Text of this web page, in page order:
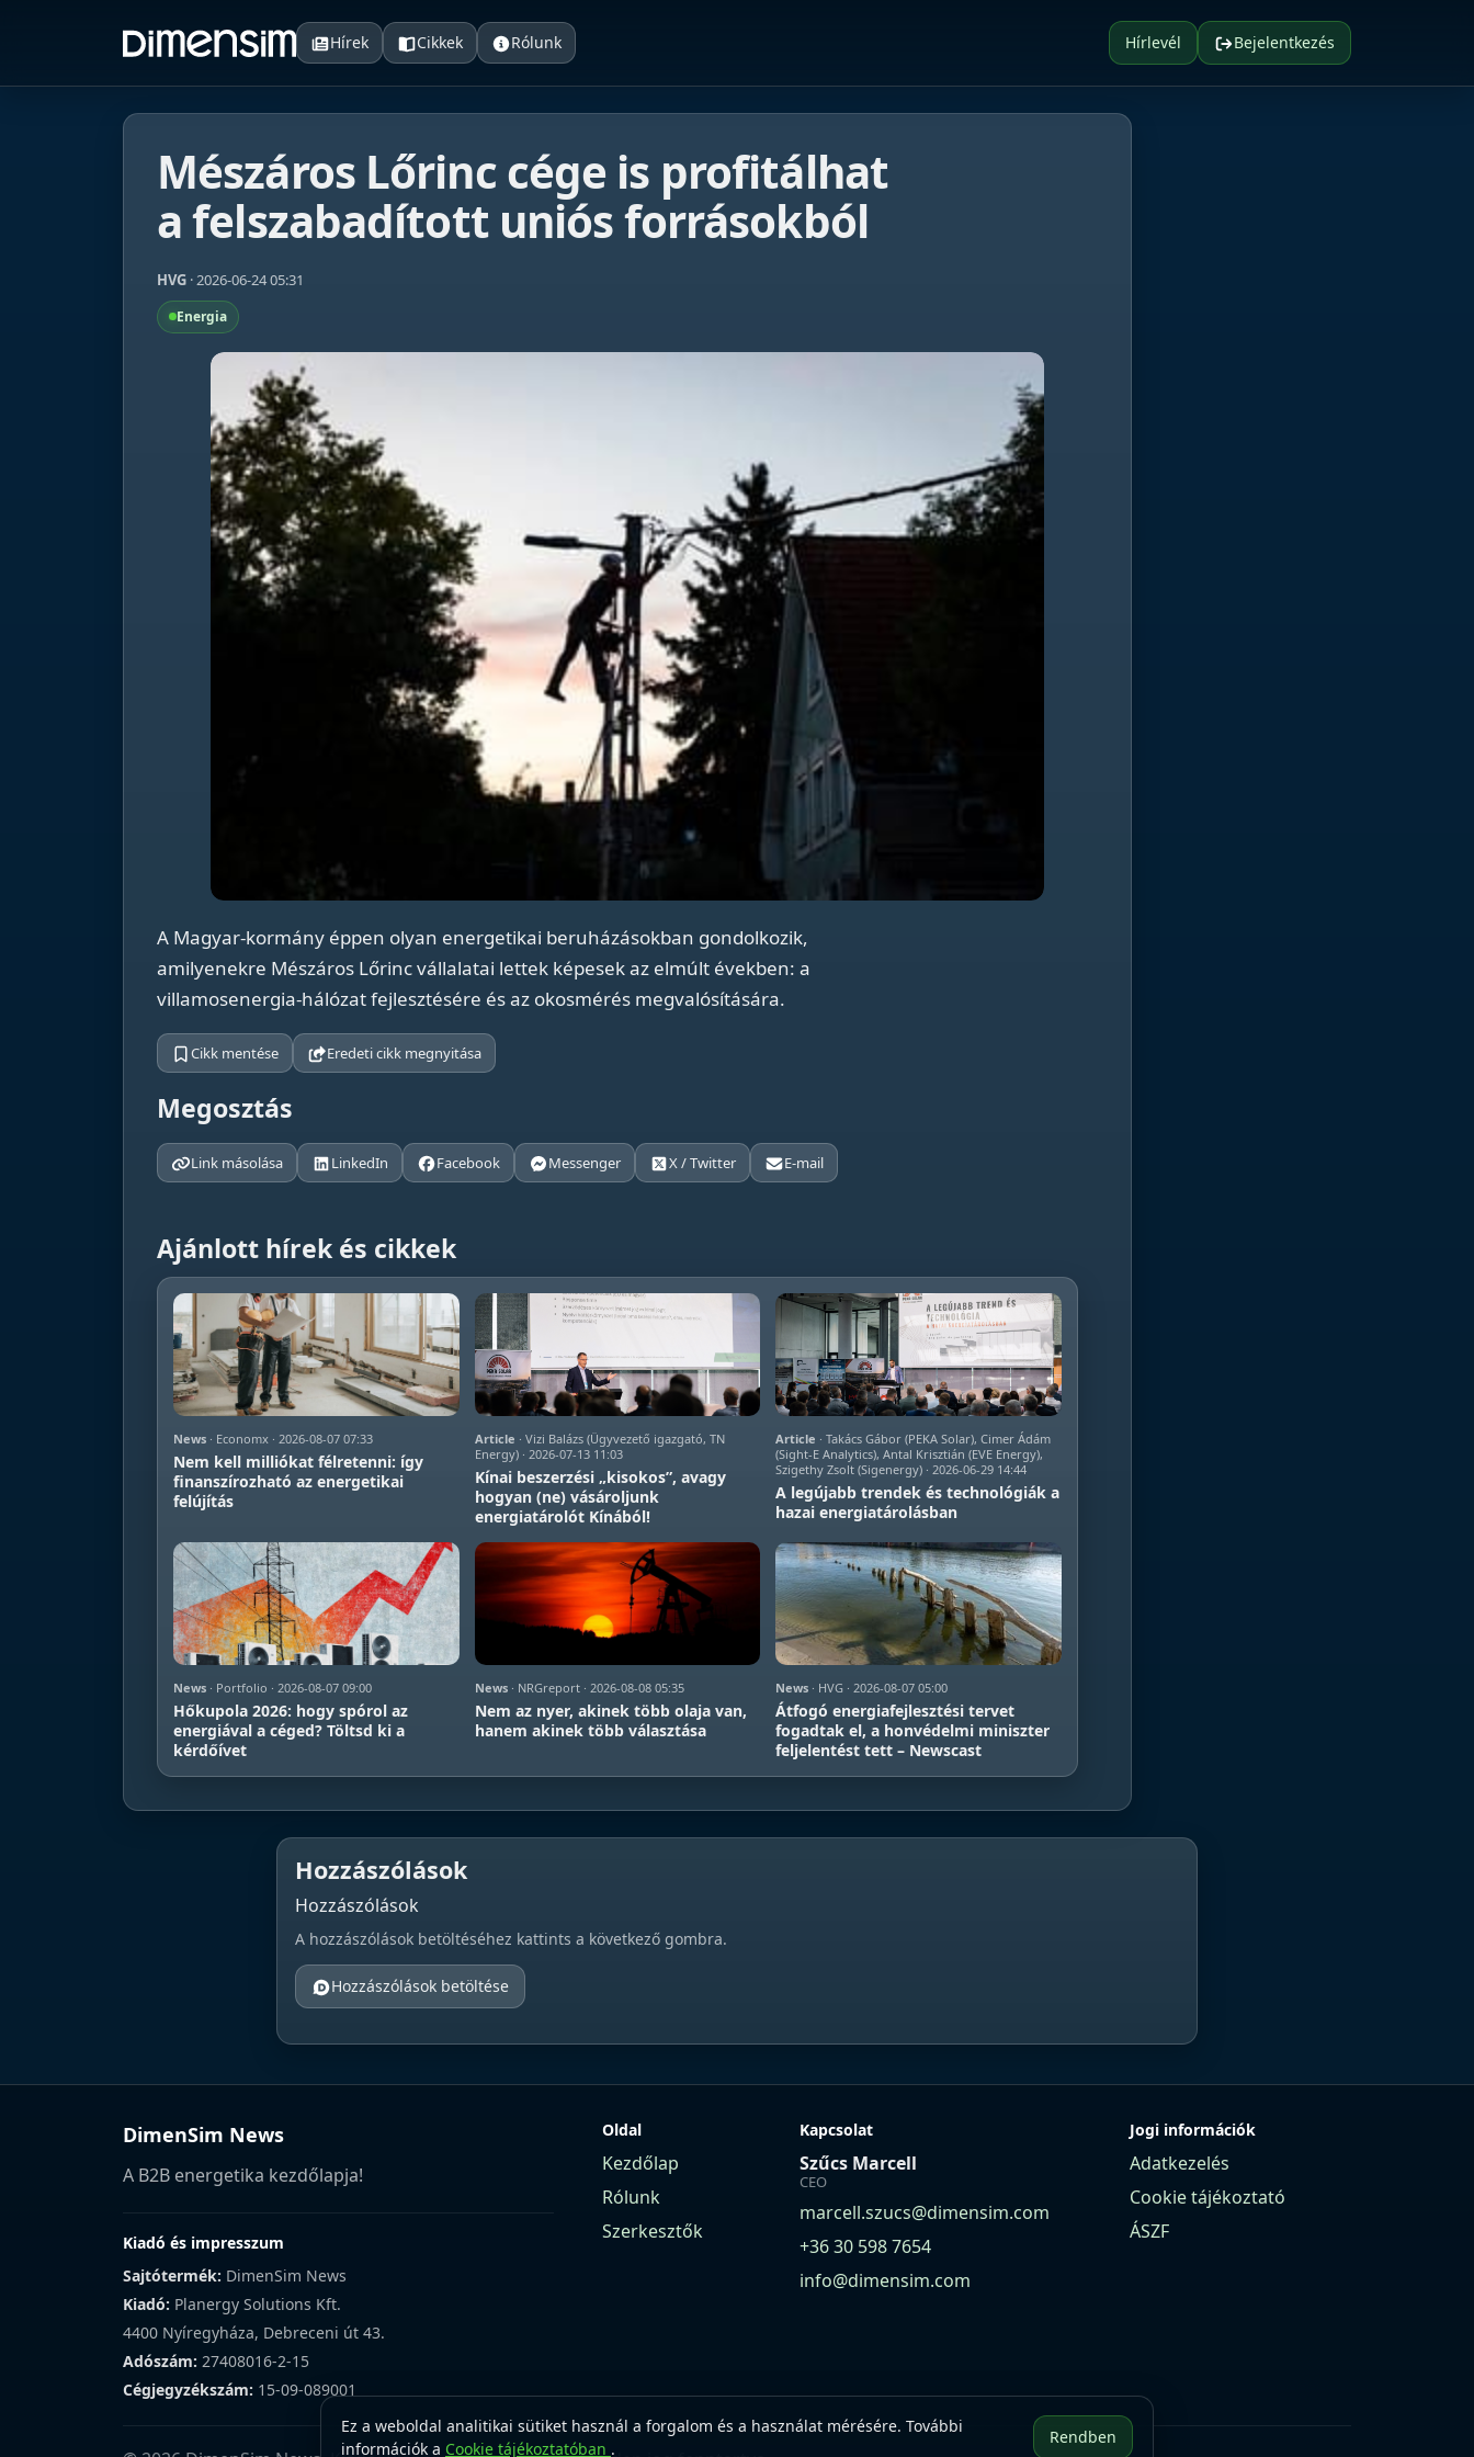
Hírlevél Bejelentkezés
Hírek Cikkek Rólunk
Mészáros Lőrinc cége is profitálhat
a felszabadított uniós forrásokból
HVG · 2026-06-24 05:31
Energia
A Magyar-kormány éppen olyan energetikai beruházásokban gondolkozik,
amilyenekre Mészáros Lőrinc vállalatai lettek képesek az elmúlt években: a
villamosenergia-hálózat fejlesztésére és az okosmérés megvalósítására.
Cikk mentése Eredeti cikk megnyitása
Megosztás
Link másolása LinkedIn Facebook Messenger X / Twitter E-mail
Ajánlott hírek és cikkek
News · Economx · 2026-08-07 07:33
Nem kell milliókat félretenni: így
finanszírozható az energetikai
felújítás
Article · Vizi Balázs (Ügyvezető igazgató, TN
Energy) · 2026-07-13 11:03
Kínai beszerzési „kisokos”, avagy
hogyan (ne) vásároljunk
energiatárolót Kínából!
Article · Takács Gábor (PEKA Solar), Cimer Ádám
(Sight-E Analytics), Antal Krisztián (EVE Energy),
Szigethy Zsolt (Sigenergy) · 2026-06-29 14:44
A legújabb trendek és technológiák a
hazai energiatárolásban
News · Portfolio · 2026-08-07 09:00
Hőkupola 2026: hogy spórol az
energiával a céged? Töltsd ki a
kérdőívet
News· NRGreport · 2026-08-08 05:35
Nem az nyer, akinek több olaja van,
hanem akinek több választása
News · HVG · 2026-08-07 05:00
Átfogó energiafejlesztési tervet
fogadtak el, a honvédelmi miniszter
feljelentést tett – Newscast
Hozzászólások
Hozzászólások
A hozzászólások betöltéséhez kattints a következő gombra.
Hozzászólások betöltése
Ez a weboldal analitikai sütiket használ a forgalom és a használat mérésére. További
információk a Cookie tájékoztatóban .
Rendben
DimenSim News
A B2B energetika kezdőlapja!
Kiadó és impresszum
Sajtótermék: DimenSim News
Kiadó: Planergy Solutions Kft.
4400 Nyíregyháza, Debreceni út 43.
Adószám: 27408016-2-15
Cégjegyzékszám: 15-09-089001
Oldal
Kezdőlap
Rólunk
Szerkesztők
Kapcsolat
Szűcs Marcell
CEO
marcell.szucs@dimensim.com
+36 30 598 7654
info@dimensim.com
Jogi információk
Adatkezelés
Cookie tájékoztató
ÁSZF